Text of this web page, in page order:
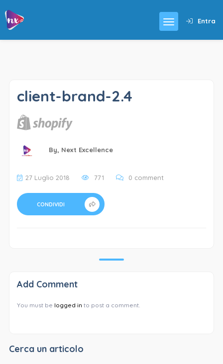
Entra
client-brand-2.4
By, Next Excellence
27 Luglio 2018 771 0 comment
CONDIVIDI
Add Comment
You must be logged in to post a comment.
Cerca un articolo